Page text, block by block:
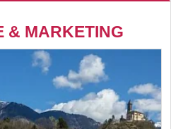
& MARKETING